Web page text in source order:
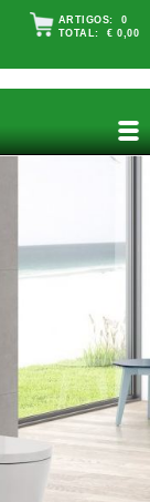
ARTIGOS: 0
TOTAL: € 0,00